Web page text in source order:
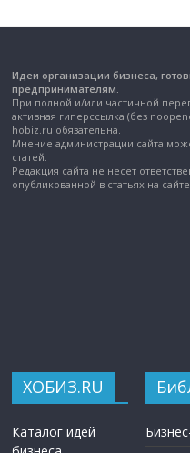
Идеи организации бизнеса,
предпринимателям.
При полной и/или частичной
активная гиперссылка (без
hobiz.ru обязательна.
Мнение администрации сайта
статей.
Редакция сайта не несет
опубликованной в статьях на сайте.
ХОБИЗ.RU
Каталог идей